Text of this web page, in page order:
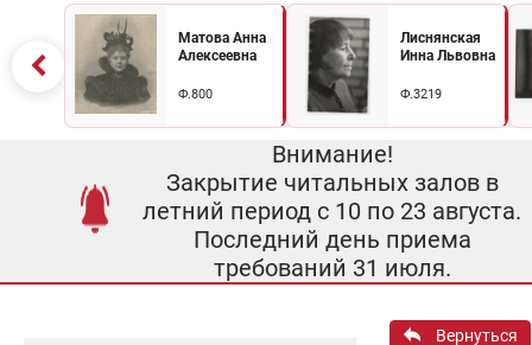
Матова Анна
Алексеевна
Ф.800
Лиснянская
Инна Львовна
Ф.3219
Внимание!
Закрытие читальных залов в
летний период с 10 по 23 августа.
Последний день приема
требований 31 июля.
Вернуться